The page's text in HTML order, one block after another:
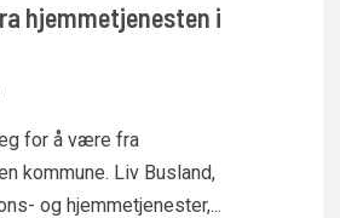
hjemmetjenesten i
for å være fra
kommune. Liv Busland,
og hjemmetjenester,...